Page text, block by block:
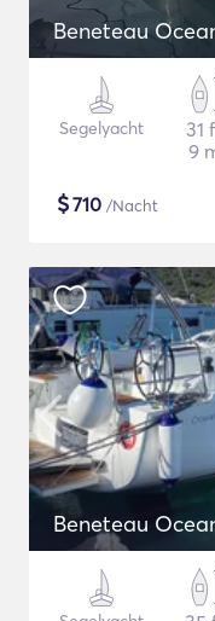
Beneteau
Segelyacht
31
9
$710 /Nacht
Beneteau